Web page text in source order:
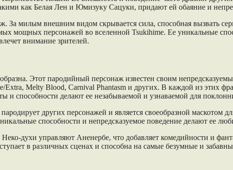
как Белая Лен и Юмизуку Сацуки, придают ей обаяние и
За милым внешним видом скрывается сила, способная вызвать
мощных персонажей во вселенной Tsukihime. Ее уникальные
внимание зрителей.
Этот пародийный персонаж известен своим
Extra, Melty Blood, Carnival Phantasm и других. В каждой из этих
и способности делают ее незабываемой и узнаваемой для
других персонажей и является своеобразной маскотом
способности и непредсказуемое поведение делают ее
духи управляют Аненербе, что добавляет комедийности и
в различных сценах и способна на самые безумные и